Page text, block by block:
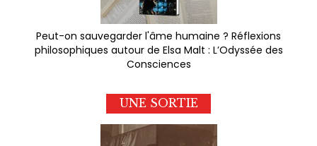
Peut-on sauvegarder l'âme humaine ? Réflexions
philosophiques autour de Elsa Malt : L’Odyssée des
Consciences
UNE SORTIE